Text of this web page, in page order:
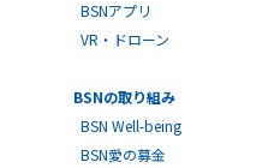
BSNアプリ
VR・ドローン
BSNの取り組み
BSN Well-being
BSN愛の募金